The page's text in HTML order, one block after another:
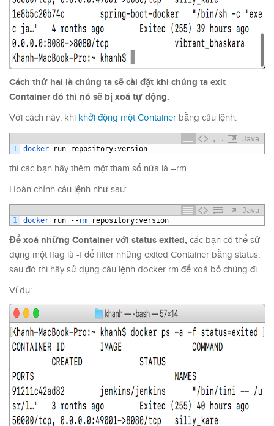
Cách thứ hai là chúng ta sẽ cài đặt khi chúng ta exit
Container đó thì nó sẽ bị xoá tự động.
Với cách này, khi khởi động một Container bằng câu lệnh:
Java
1
docker run repository:version
thì các bạn hãy thêm một tham số nữa là –rm.
Hoàn chỉnh câu lệnh như sau:
Java
1
docker run -- rm repository:version
Để xoá những Container với status exited, các bạn có thể sử
dụng một flag là -f để filter những exited Container bằng status,
sau đó thì hãy sử dụng câu lệnh docker rm để xoá bỏ chúng đi.
Ví dụ: